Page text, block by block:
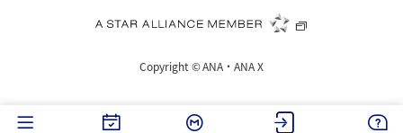
Copyright ©ANA・ANA X